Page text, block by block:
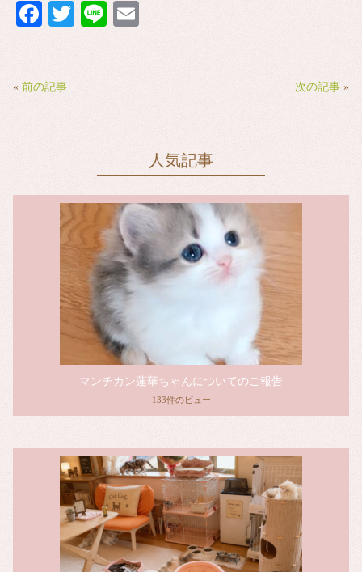
Fa
ce
ok
T
wi
Li
ne m
« 前の記事 次の記事 »
人気記事
マンチカン蓮華ちゃんについてのご報告
133件のビュー